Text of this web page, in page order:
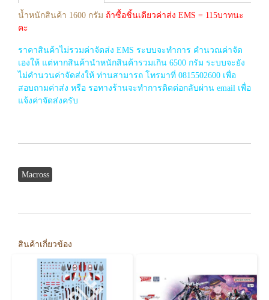
น้ำหนักสินค้า 1600 กรัม ถ้าซื้อชิ้นเดียวค่าส่ง EMS = 115บาทนะ
คะ
ราคาสินค้าไม่รวมค่าจัดส่ง EMS ระบบจะทำการ คำนวณค่าจัด
เองให้ แต่หากสินค้านำหนักสินค้ารวมเกิน 6500 กรัม ระบบจะยัง
ไม่คำนวนค่าจัดส่งให้ ท่านสามารถ โทรมาที่ 0815502600 เพื่อ
สอบถามค่าส่ง หรือ รอทางร้านจะทำการติดต่อกลับผ่าน email เพื่อ
แจ้งค่าจัดส่งครับ
Macross
สินค้าเกี่ยวข้อง